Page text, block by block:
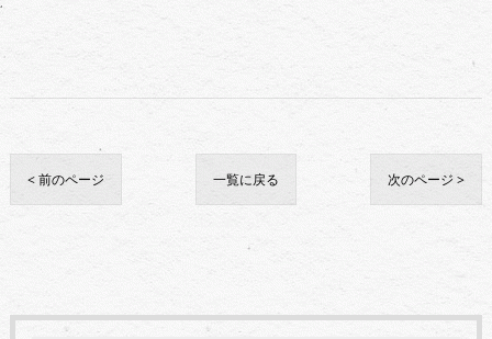
< 前のページ 一覧に戻る 次のページ >